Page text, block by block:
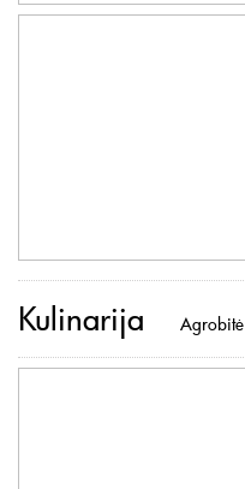
Kulinarija Agrobitė